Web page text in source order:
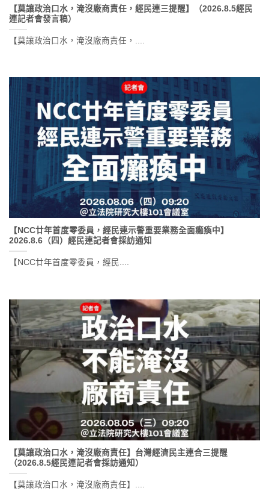
【莫讓政治口水，淹沒廠商責任，經民連三提醒】（2026.8.5經民
連記者會發言稿）
【莫讓政治口水，淹沒廠商責任，....
【NCC廿年首度零委員，經民連示警重要業務全面癱瘓中】
2026.8.6（四）經民連記者會採訪通知
​【NCC廿年首度零委員，經民....
【莫讓政治口水，淹沒廠商責任】台灣經濟民主連合三提醒
（2026.8.5經民連記者會採訪通知）
【莫讓政治口水，淹沒廠商責任】....